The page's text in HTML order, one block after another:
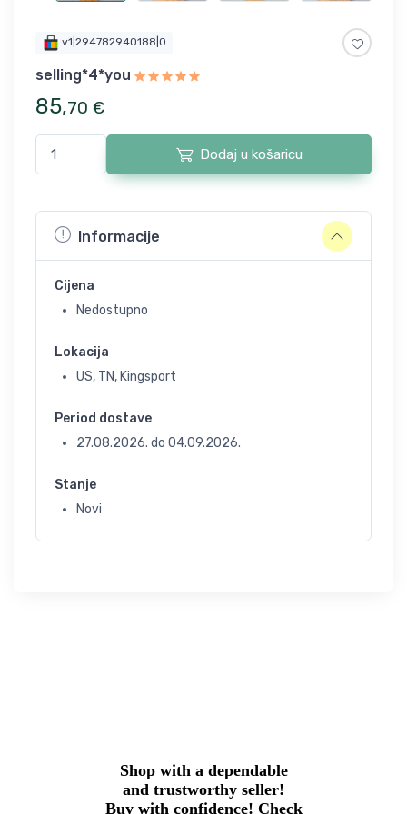
v1|294782940188|0
selling*4*you
85,70 €
Dodaj u košaricu
Informacije
Cijena
Nedostupno
Lokacija
US, TN, Kingsport
Period dostave
27.08.2026. do 04.09.2026.
Stanje
Novi